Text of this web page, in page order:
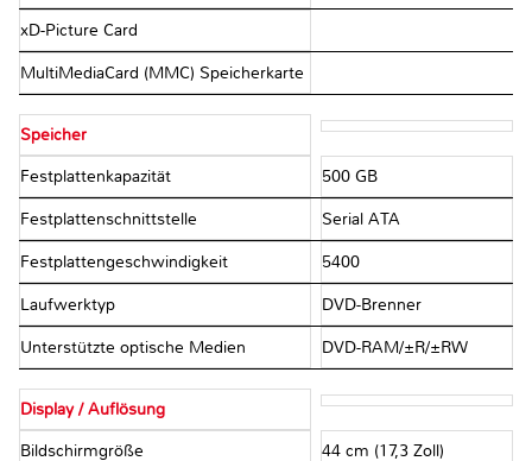
xD-Picture Card
MultiMediaCard (MMC) Speicherkarte
Speicher
Festplattenkapazität 500 GB
Festplattenschnittstelle Serial ATA
Festplattengeschwindigkeit 5400
Laufwerktyp DVD-Brenner
Unterstützte optische Medien DVD-RAM/±R/±RW
Display / Auflösung
Bildschirmgröße 44 cm (17,3 Zoll)